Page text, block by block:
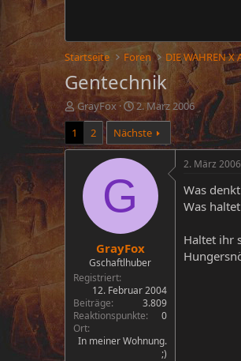
Startseite Foren DIE WAHREN X
Gentechnik
E
r
t
GrayFox
E
r
s
t
e
m
2. März 2006
1
2 Nächste
G
GrayFox
Gschaftlhuber
Registriert
12. Februar 2004
Beiträge
3.809
Reaktionspunkte
0
Ort
In meiner Wohnung.
;)
2. März 2006
Was
Was
Haltet ihr